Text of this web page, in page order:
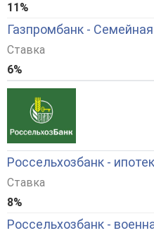
11%
Газпромбанк -
Ставка
6%
Россельхозбанк -
Ставка
8%
Россельхозбанк -